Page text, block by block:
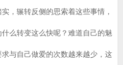
辗转反侧的思索着这些事情，
么转变这么快呢？难道自己的魅
与自己做爱的次数越来越少，这